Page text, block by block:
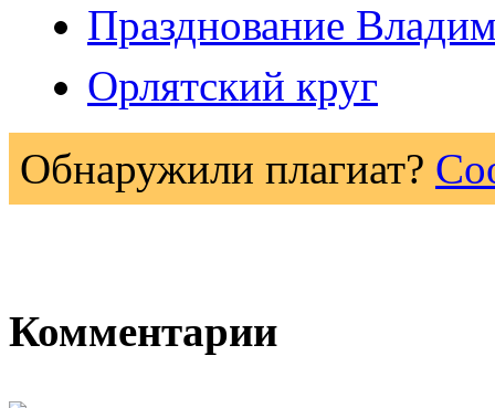
Празднование
Орлятский круг
Обнаружили плагиат?
Комментарии